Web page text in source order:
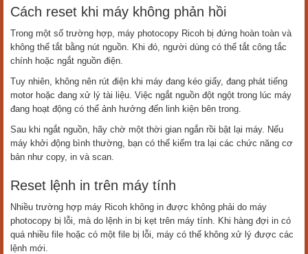
Cách reset khi máy không phản hồi
Trong một số trường hợp, máy photocopy Ricoh bị đứng hoàn toàn và
không thể tắt bằng nút nguồn. Khi đó, người dùng có thể tắt công tắc
chính hoặc ngắt nguồn điện.
Tuy nhiên, không nên rút điện khi máy đang kéo giấy, đang phát tiếng
motor hoặc đang xử lý tài liệu. Việc ngắt nguồn đột ngột trong lúc máy
đang hoạt động có thể ảnh hưởng đến linh kiện bên trong.
Sau khi ngắt nguồn, hãy chờ một thời gian ngắn rồi bật lại máy. Nếu
máy khởi động bình thường, bạn có thể kiểm tra lại các chức năng cơ
bản như copy, in và scan.
Reset lệnh in trên máy tính
Nhiều trường hợp máy Ricoh không in được không phải do máy
photocopy bị lỗi, mà do lệnh in bị kẹt trên máy tính. Khi hàng đợi in có
quá nhiều file hoặc có một file bị lỗi, máy có thể không xử lý được các
lệnh mới.